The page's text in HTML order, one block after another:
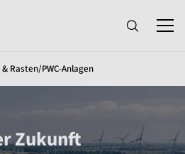
& Rasten/PWC-Anlagen
Zukunft